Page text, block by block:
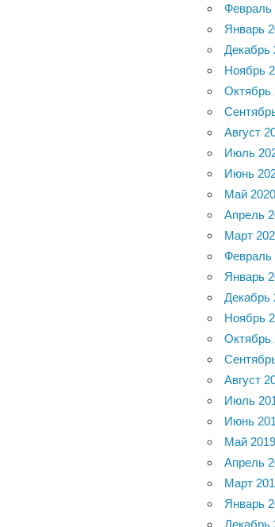
Февраль
Январь
Декабрь
Ноябрь
Октябрь
Август
Июль
Июнь
Май 2020
Апрель
Март
Февраль
Январь
Декабрь
Ноябрь
Октябрь
Август
Июль
Июнь
Май 2019
Апрель
Март
Январь
Декабрь